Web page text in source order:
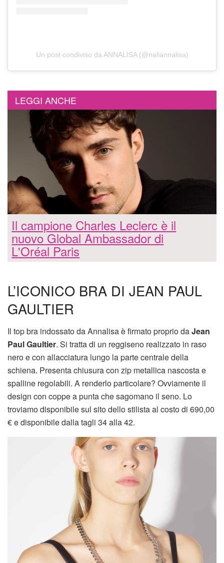
Un post condiviso da ANNALISA (@naliannalisa)
LEGGI ANCHE
Il campione Charles Leclerc è il
nuovo Global Ambassador di
L'Oréal Paris
L’ICONICO BRA DI JEAN PAUL
GAULTIER
Il top bra indossato da Annalisa è firmato proprio daJean
Paul Gaultier. Si tratta di un reggiseno realizzato in raso
nero e con allacciatura lungo la parte centrale della
schiena. Presenta chiusura con zip metallica nascosta e
spalline regolabili. A renderlo particolare? Ovviamente il
design con coppe a punta che sagomano il seno. Lo
troviamo disponibile sul sito dello stilista al costo di 690,00
€ e disponibile dalla tagli 34 alla 42.